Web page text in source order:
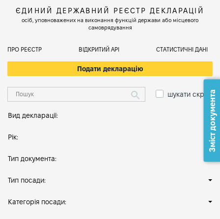
ЄДИНИЙ ДЕРЖАВНИЙ РЕЄСТР ДЕКЛАРАЦІЙ
осіб, уповноважених на виконання функцій держави або місцевого
самоврядування
ПРО РЕЄСТР ВІДКРИТИЙ АРІ СТАТИСТИЧНІ ДАНІ
Подати декларацію
шукати скрізь
Вид декларації:
Рік:
Тип документа:
Тип посади:
Категорія посади:
Зміст документа